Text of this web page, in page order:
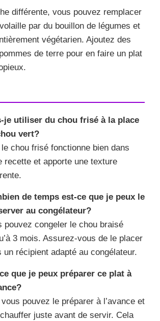
différente, vous pouvez remplacer
par du bouillon de légumes et
végétarien. Ajoutez des
de terre pour en faire un plat
je utiliser du chou frisé à la place
vert?
chou frisé fonctionne bien dans
recette et apporte une texture
de temps est-ce que je peux le
au congélateur?
pouvez congeler le chou braisé
3 mois. Assurez-vous de le placer
un récipient adapté au congélateur.
que je peux préparer ce plat à
pouvez le préparer à l’avance et
juste avant de servir. Cela